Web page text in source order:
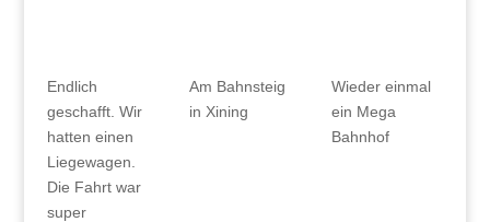
Endlich
geschafft. Wir
hatten einen
Liegewagen.
Die Fahrt war
super
Am Bahnsteig
in Xining
Wieder einmal
ein Mega
Bahnhof